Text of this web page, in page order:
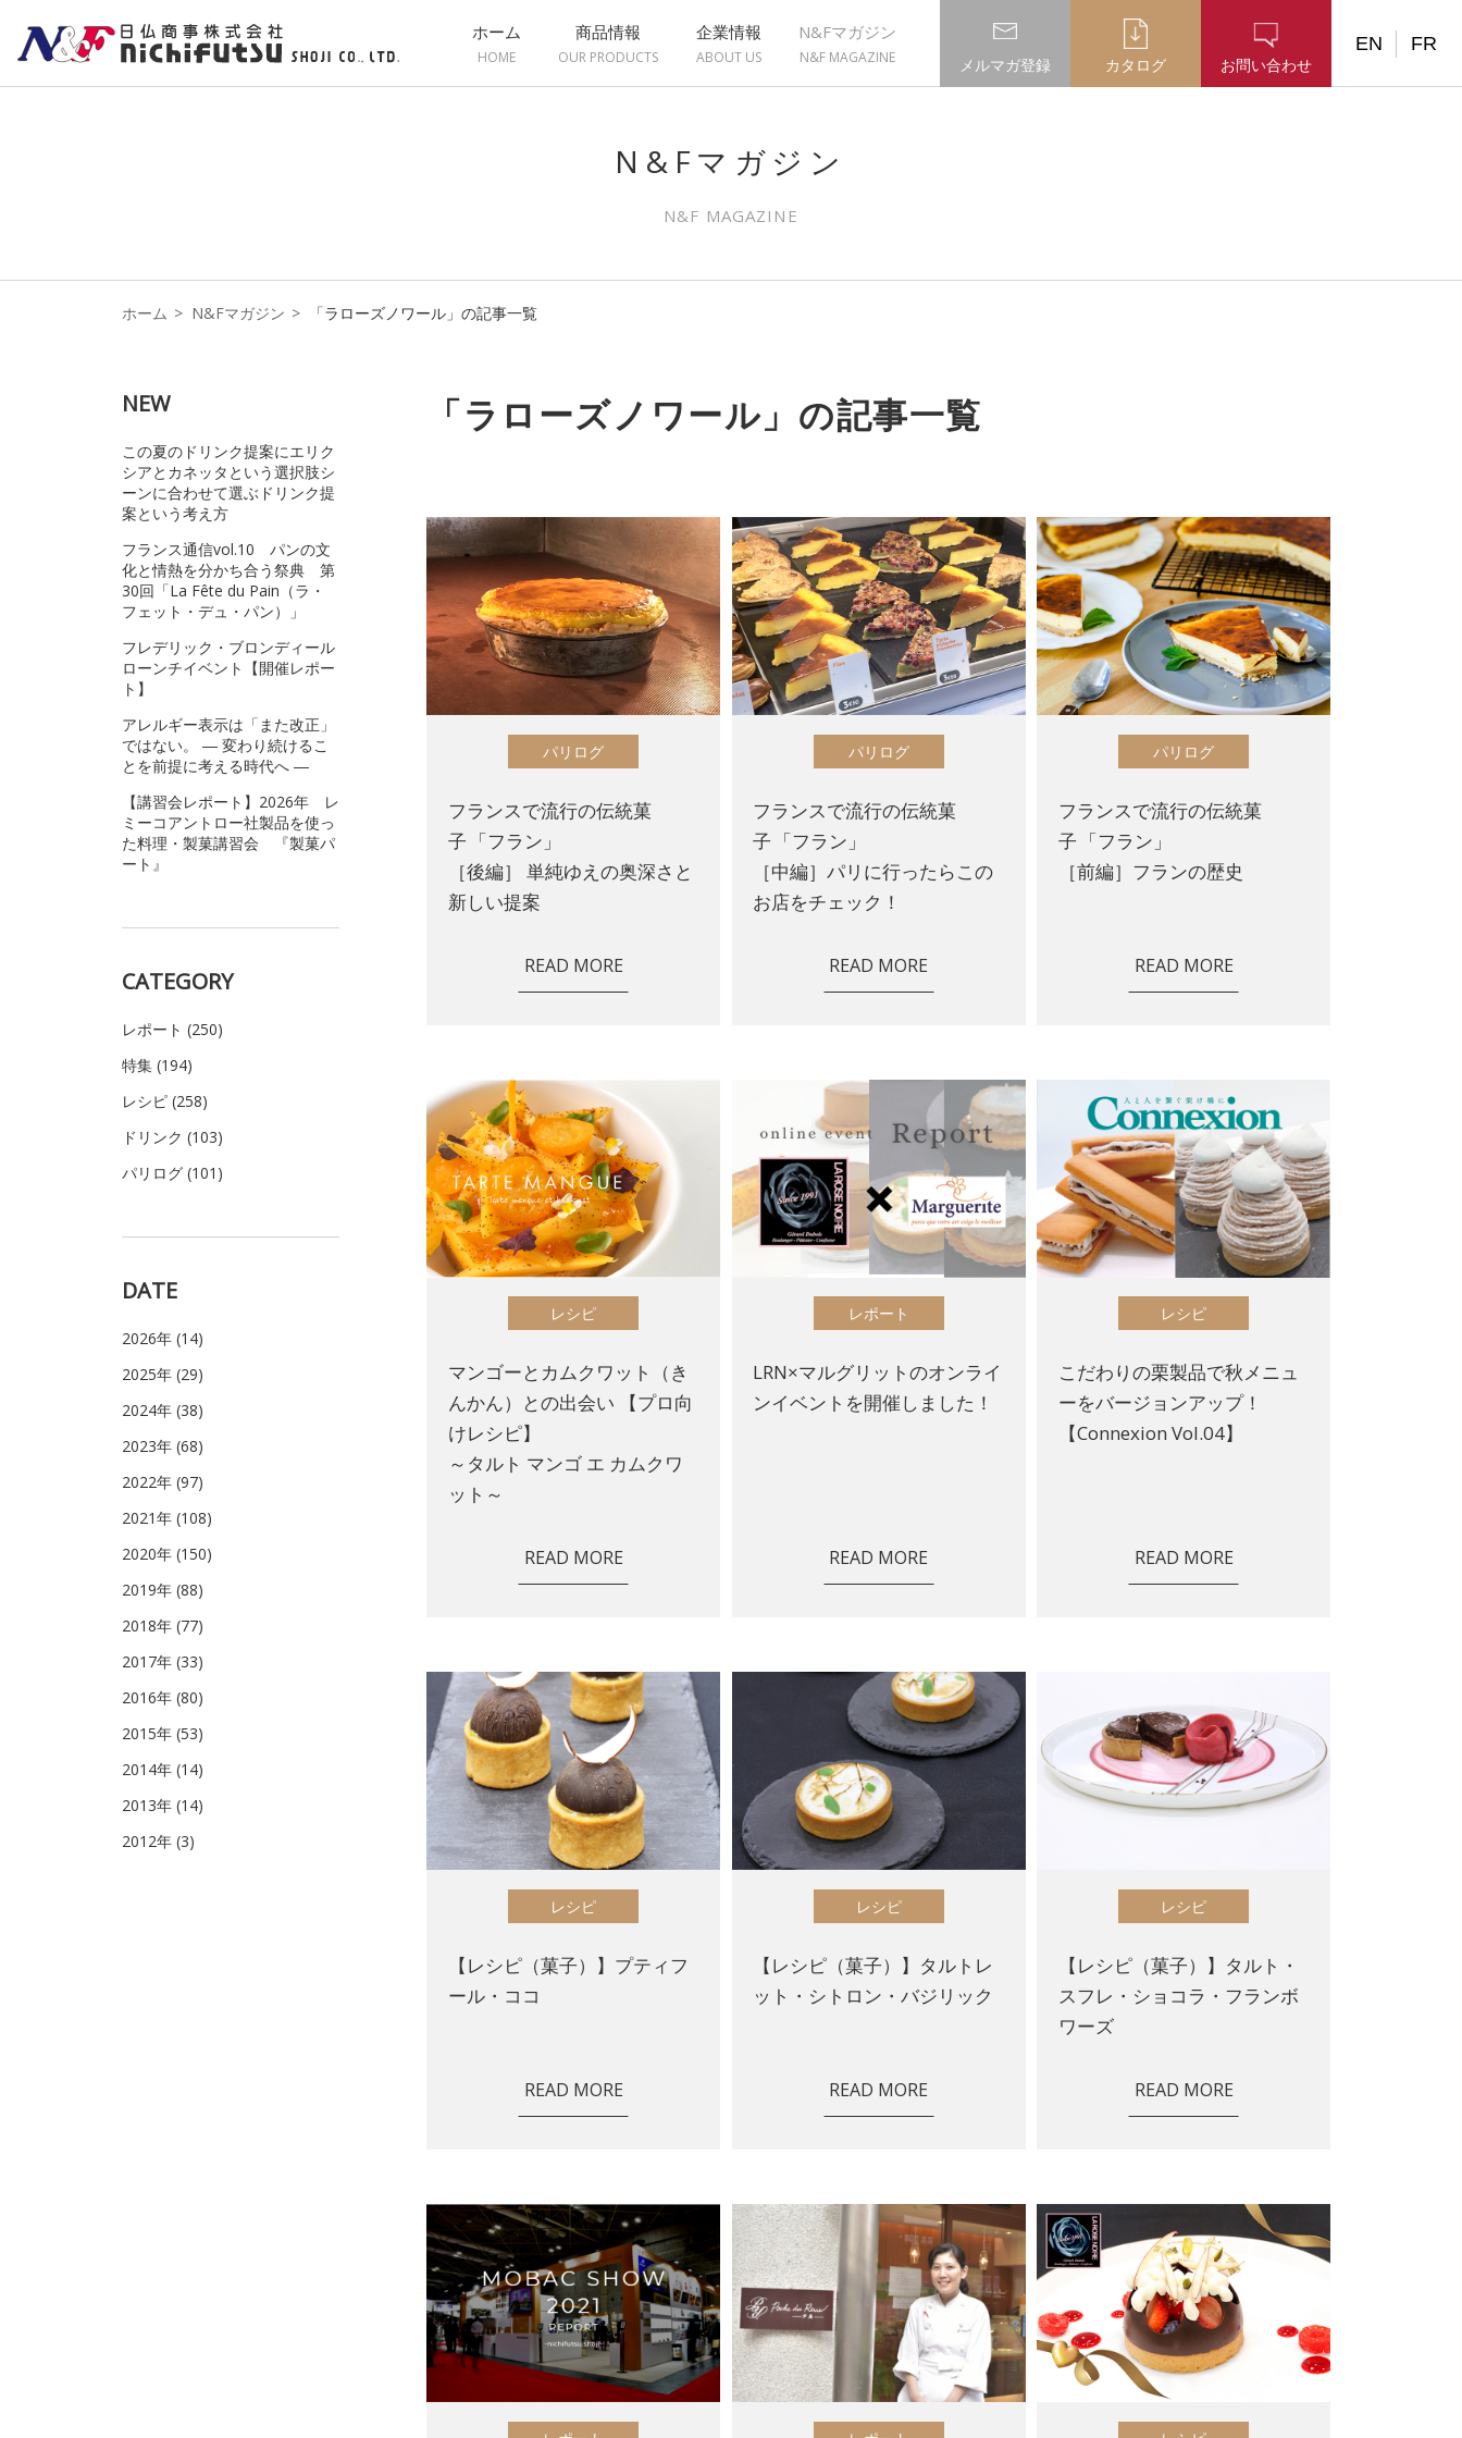
ホーム
HOME
商品情報
OUR PRODUCTS
企業情報
ABOUT US
N&Fマガジン
N&F MAGAZINE メルマガ登録 カタログ お問い合わせ
EN FR
N&Fマガジン
N&F MAGAZINE
ホーム N&Fマガジン 「ラローズノワール」の記事一覧
「ラローズノワール」の記事一覧
パリログ
フランスで流行の伝統菓
子 「フラン」
［後編］ 単純ゆえの奥深さと
新しい提案
READ MORE
パリログ
フランスで流行の伝統菓
子 「フラン」
［中編］パリに行ったらこの
お店をチェック！
READ MORE
パリログ
フランスで流行の伝統菓
子 「フラン」
［前編］フランの歴史
READ MORE
レシピ
マンゴーとカムクワット（き
んかん）との出会い 【プロ向
けレシピ】
～タルト マンゴ エ カムクワ
ット～
READ MORE
レポート
LRN×マルグリットのオンライ
ンイベントを開催しました！
READ MORE
レシピ
こだわりの栗製品で秋メニュ
ーをバージョンアップ！
【Connexion Vol.04】
READ MORE
レシピ
【レシピ（菓子）】プティフ
ール・ココ
READ MORE
レシピ
【レシピ（菓子）】タルトレ
ット・シトロン・バジリック
READ MORE
レシピ
【レシピ（菓子）】タルト・
スフレ・ショコラ・フランボ
ワーズ
READ MORE
NEW
この夏のドリンク提案にエリク
シアとカネッタという選択肢シ
ーンに合わせて選ぶドリンク提
案という考え方
フランス通信vol.10 パンの文
化と情熱を分かち合う祭典 第
30回「La Fête du Pain（ラ・
フェット・デュ・パン）」
フレデリック・ブロンディール
ローンチイベント【開催レポー
ト】
アレルギー表示は「また改正」
ではない。 ― 変わり続けるこ
とを前提に考える時代へ ―
【講習会レポート】2026年 レ
ミーコアントロー社製品を使っ
た料理・製菓講習会 『製菓パ
ート』
CATEGORY
レポート (250)
特集 (194)
レシピ (258)
ドリンク (103)
パリログ (101)
DATE
2026年 (14)
2025年 (29)
2024年 (38)
2023年 (68)
2022年 (97)
2021年 (108)
2020年 (150)
2019年 (88)
2018年 (77)
2017年 (33)
2016年 (80)
2015年 (53)
2014年 (14)
2013年 (14)
2012年 (3)